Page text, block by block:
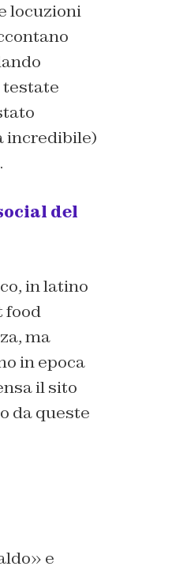
locuzioni
testate
incredibile)
del
in latino
food
ma
in epoca
il sito
da queste
e